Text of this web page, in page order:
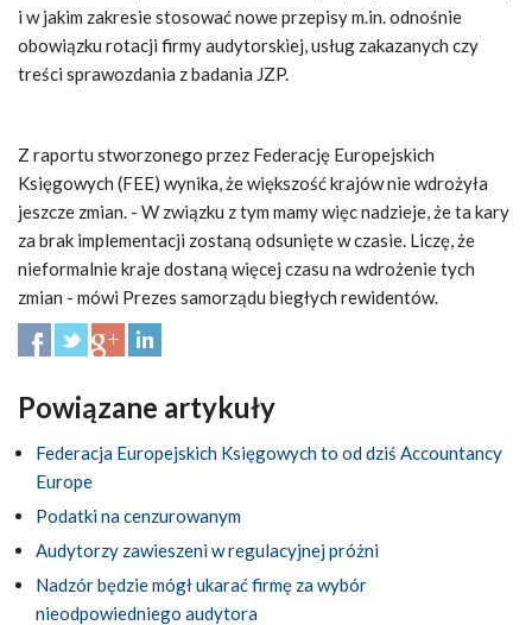
i w jakim zakresie stosować nowe przepisy m.in. odnośnie
obowiązku rotacji firmy audytorskiej, usług zakazanych czy
treści sprawozdania z badania JZP.
Z raportu stworzonego przez Federację Europejskich
Księgowych (FEE) wynika, że większość krajów nie wdrożyła
jeszcze zmian. - W związku z tym mamy więc nadzieje, że ta kary
za brak implementacji zostaną odsunięte w czasie. Liczę, że
nieformalnie kraje dostaną więcej czasu na wdrożenie tych
zmian - mówi Prezes samorządu biegłych rewidentów.
Powiązane artykuły
Federacja Europejskich Księgowych to od dziś Accountancy
Europe
Podatki na cenzurowanym
Audytorzy zawieszeni w regulacyjnej próżni
Nadzór będzie mógł ukarać firmę za wybór
nieodpowiedniego audytora